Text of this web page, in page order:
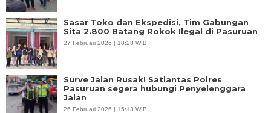
Sasar Toko dan Ekspedisi, Tim Gabungan
Sita 2.800 Batang Rokok Ilegal di Pasuruan
27 Februari 2026 | 18:28 WIB
Surve Jalan Rusak! Satlantas Polres
Pasuruan segera hubungi Penyelenggara
Jalan
26 Februari 2026 | 15:13 WIB